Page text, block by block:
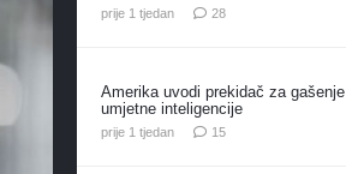
prije 1 tjedan 28komentara
Amerika uvodi prekidač za gašenje
umjetne inteligencije
prije 1 tjedan 15komentara